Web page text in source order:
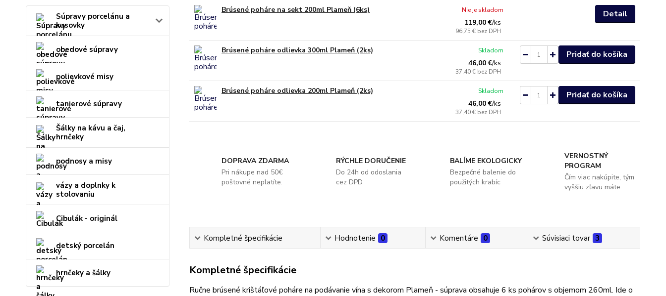
Súpravy porcelánu a
kusovky
obedové súpravy
polievkové misy
tanierové súpravy
Šálky na kávu a čaj,
hrnčeky
podnosy a misy
vázy a doplnky k
stolovaniu
Cibulák - originál
detský porcelán
hrnčeky a šálky
Brúsené poháre na sekt 200ml Plameň (6ks)
119,00 €/ks
96,75 € bez DPH
Nie je skladom Detail
Brúsené poháre odlievka 300ml Plameň (2ks)
46,00 €/ks
37,40 € bez DPH
Skladom Pridať do košíka
Brúsené poháre odlievka 200ml Plameň (2ks)
46,00 €/ks
37,40 € bez DPH
Skladom Pridať do košíka
DOPRAVA ZDARMA
Pri nákupe nad 50€
poštovné neplatíte.
RÝCHLE DORUČENIE
Do 24h od odoslania
cez DPD
BALÍME EKOLOGICKY
Bezpečné balenie do
použitých krabíc
VERNOSTNÝ
PROGRAM
Čím viac nakúpite, tým
vyššiu zľavu máte
Kompletné špecifikácie Hodnotenie 0 Komentáre 0 Súvisiaci tovar 3
Kompletné špecifikácie
Ručne brúsené krištáľové poháre na podávanie vína s dekorom Plameň - súprava obsahuje 6 ks pohárov s objemom 260ml. Ide o